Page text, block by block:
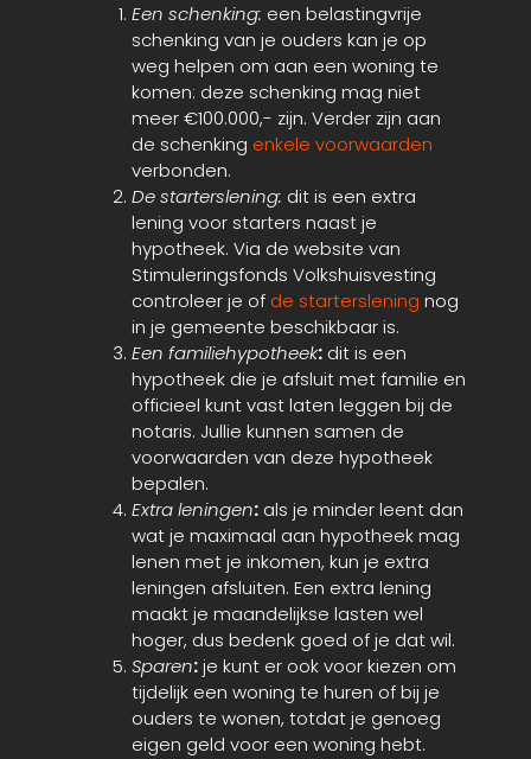
Een schenking: een belastingvrije
schenking van je ouders kan je op
weg helpen om aan een woning te
komen: deze schenking mag niet
meer €100.000,- zijn. Verder zijn aan
de schenking enkele voorwaarden
verbonden.
De starterslening: dit is een extra
lening voor starters naast je
hypotheek. Via de website van
Stimuleringsfonds Volkshuisvesting
controleer je of de starterslening nog
in je gemeente beschikbaar is.
Een familiehypotheek: dit is een
hypotheek die je afsluit met familie en
officieel kunt vast laten leggen bij de
notaris. Jullie kunnen samen de
voorwaarden van deze hypotheek
bepalen.
Extra leningen: als je minder leent dan
wat je maximaal aan hypotheek mag
lenen met je inkomen, kun je extra
leningen afsluiten. Een extra lening
maakt je maandelijkse lasten wel
hoger, dus bedenk goed of je dat wil.
Sparen:je kunt er ook voor kiezen om
tijdelijk een woning te huren of bij je
ouders te wonen, totdat je genoeg
eigen geld voor een woning hebt.